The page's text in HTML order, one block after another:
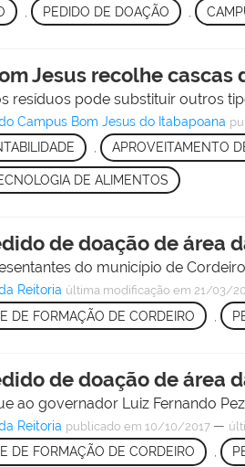
PEDIDO DE DOAÇÃO
Jesus recolhe
resíduos pode substituir outros
Campus Bom Jesus do Itabapoana
, APROVEITAMENTO
DE ALIMENTOS
de doação de área
do município de
Reitoria última modificação em 21/03/
DE FORMAÇÃO DE CORDEIRO
de doação de área
ao governador Luiz Fernando
Reitoria publicado em 10/10/2017 —
DE FORMAÇÃO DE CORDEIRO ,